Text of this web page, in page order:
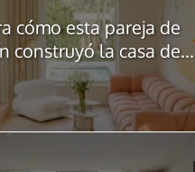
cómo esta pareja de
construyó la casa de...